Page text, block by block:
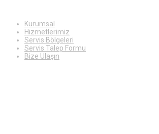
Kurumsal
Hizmetlerimiz
Servis Bölgeleri
Servis Talep Formu
Bize Ulaşın